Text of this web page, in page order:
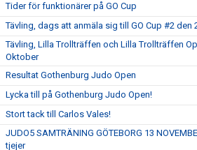
Tider för funktionärer på GO Cup
Tävling, dags att anmäla sig till GO Cup #2 den
Tävling, Lilla Trollträffen och Lilla Trollträffen
Oktober
Resultat Gothenburg Judo Open
Lycka till på Gothenburg Judo Open!
Stort tack till Carlos Vales!
JUDO5 SAMTRÄNING GÖTEBORG 13
tjejer